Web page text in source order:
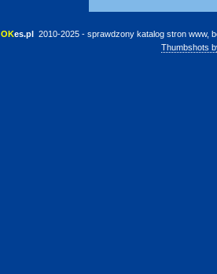
OKes.pl
 2010-2025 - sprawdzony katalog stron www,
Thumbshots